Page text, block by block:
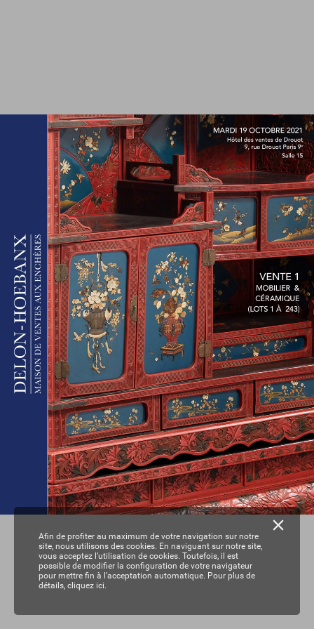
Afin de profiter au maximum de votre navigation sur notre
site, nous utilisons des cookies. En naviguant sur notre site,
vous acceptez l’utilisation de cookies. Toutefois, il est
possible de modifier la configuration de votre navigateur
pour mettre fin à l’acceptation automatique. Pour plus de
détails, cliquez ici.